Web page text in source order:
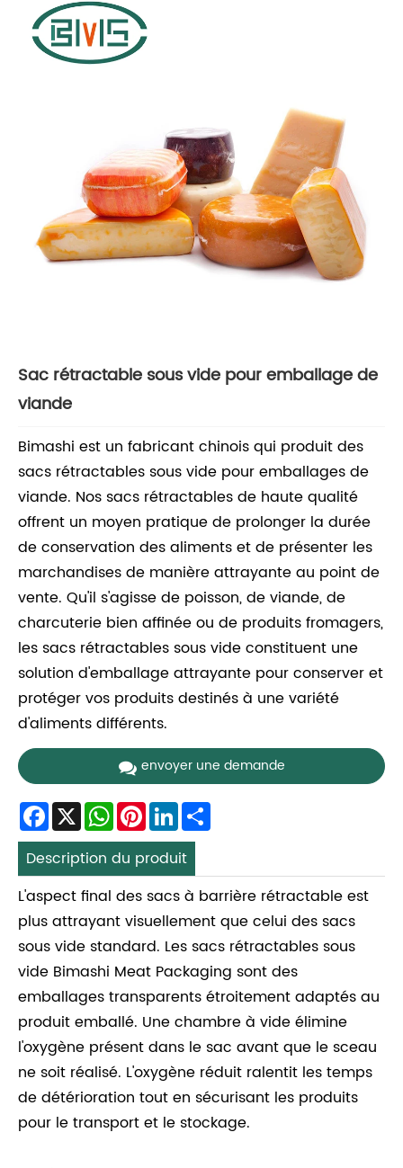
Sac rétractable sous vide pour emballage de
viande
Bimashi est un fabricant chinois qui produit des
sacs rétractables sous vide pour emballages de
viande. Nos sacs rétractables de haute qualité
offrent un moyen pratique de prolonger la durée
de conservation des aliments et de présenter les
marchandises de manière attrayante au point de
vente. Qu'il s'agisse de poisson, de viande, de
charcuterie bien affinée ou de produits fromagers,
les sacs rétractables sous vide constituent une
solution d'emballage attrayante pour conserver et
protéger vos produits destinés à une variété
d'aliments différents.
envoyer une demande
Facebook
X WhatsApp
Pinterest
LinkedIn
Description du produit
L'aspect final des sacs à barrière rétractable est
plus attrayant visuellement que celui des sacs
sous vide standard. Les sacs rétractables sous
vide Bimashi Meat Packaging sont des
emballages transparents étroitement adaptés au
produit emballé. Une chambre à vide élimine
l'oxygène présent dans le sac avant que le sceau
ne soit réalisé. L'oxygène réduit ralentit les temps
de détérioration tout en sécurisant les produits
pour le transport et le stockage.